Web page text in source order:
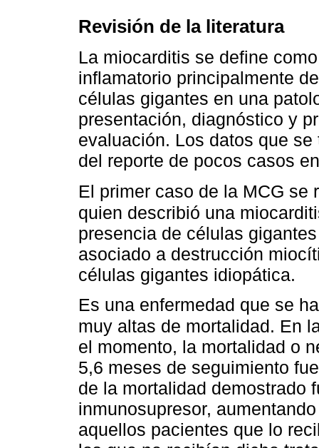
Revisión de la literatura
La miocarditis se define
inflamatorio principalmente
células gigantes en una
presentación, diagnóstico y
evaluación. Los datos que
del reporte de pocos casos
El primer caso de la MCG se
quien describió una
presencia de células
asociado a destrucción
células gigantes idiopática.
Es una enfermedad que se
muy altas de mortalidad. En
el momento, la mortalidad o
5,6 meses de seguimiento
de la mortalidad demostrado
inmunosupresor,
aquellos pacientes que lo